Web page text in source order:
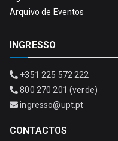
Arquivo de Eventos
INGRESSO
+351 225 572 222
800 270 201 (verde)
ingresso@upt.pt
CONTACTOS